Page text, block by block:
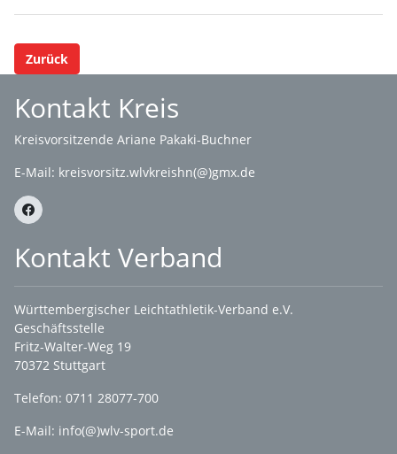
Zurück
Kontakt Kreis
Kreisvorsitzende Ariane Pakaki-Buchner
E-Mail: kreisvorsitz.wlvkreishn(@)gmx.de
Kontakt Verband
Württembergischer Leichtathletik-Verband e.V.
Geschäftsstelle
Fritz-Walter-Weg 19
70372 Stuttgart
Telefon: 0711 28077-700
E-Mail: info(@)wlv-sport.de